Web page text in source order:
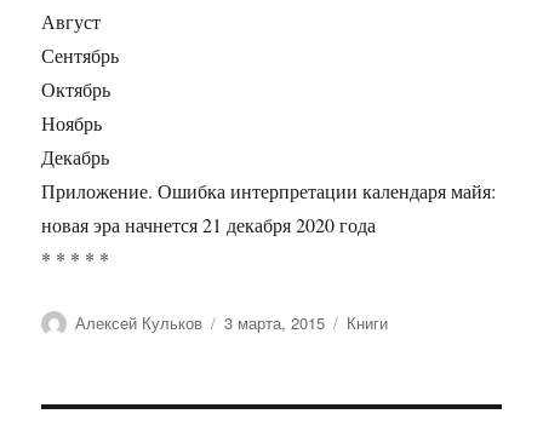
Август
Сентябрь
Октябрь
Ноябрь
Декабрь
Приложение. Ошибка интерпретации календаря майя:
новая эра начнется 21 декабря 2020 года
* * * * *
Автор
Алексей Кульков Опубликовано
3 марта, 2015 Рубрики
Книги